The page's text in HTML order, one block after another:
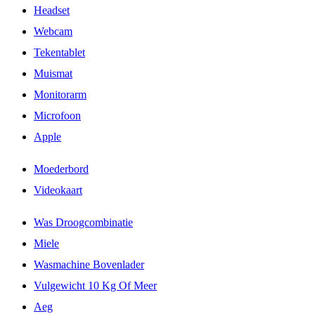
Headset
Webcam
Tekentablet
Muismat
Monitorarm
Microfoon
Apple
Moederbord
Videokaart
Was Droogcombinatie
Miele
Wasmachine Bovenlader
Vulgewicht 10 Kg Of Meer
Aeg